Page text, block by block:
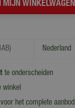
te onderscheiden
winkel
voor het complete aanbod